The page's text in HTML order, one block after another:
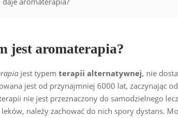
jest aromaterapia?
jest typem terapii alternatywnej, nie
jest od przynajmniej 6000 lat, zaczynając
nie jest przeznaczony do samodzielnego
należy zachować do nich spory dystans.